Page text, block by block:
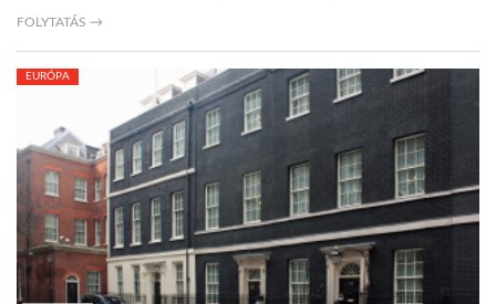
GLOBOTV BP
TROPICALMAGAZIN
GLOBOTV
FOLYTATÁS →
EURÓPA